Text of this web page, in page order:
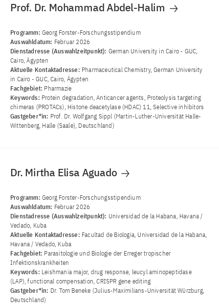
Prof. Dr. Mohammad Abdel-Halim
Programm: Georg Forster-Forschungsstipendium
Auswahldatum: Februar 2026
Dienstadresse (Auswahlzeitpunkt): German University in Cairo - GUC,
Cairo, Ägypten
Aktuelle Kontaktadresse: Pharmaceutical Chemistry, German University
in Cairo - GUC, Cairo, Ägypten
Fachgebiet: Pharmazie
Keywords: Protein degradation, Anticancer agents, Proteolysis targeting
chimeras (PROTACs), Histone deacetylase (HDAC) 11, Selective inhibitors
Gastgeber*in: Prof. Dr. Wolfgang Sippl (Martin-Luther-Universität Halle-
Wittenberg, Halle (Saale), Deutschland)
Dr. Mirtha Elisa Aguado
Programm: Georg Forster-Forschungsstipendium
Auswahldatum: Februar 2026
Dienstadresse (Auswahlzeitpunkt): Universidad de la Habana, Havana /
Vedado, Kuba
Aktuelle Kontaktadresse: Facultad de Biologia, Universidad de la Habana,
Havana / Vedado, Kuba
Fachgebiet: Parasitologie und Biologie der Erreger tropischer
Infektionskrankheiten
Keywords: Leishmania major, drug response, leucyl aminopeptidase
(LAP), functional compensation, CRISPR gene editing
Gastgeber*in: Dr. Tom Beneke (Julius-Maximilians-Universität Würzburg,
Deutschland)